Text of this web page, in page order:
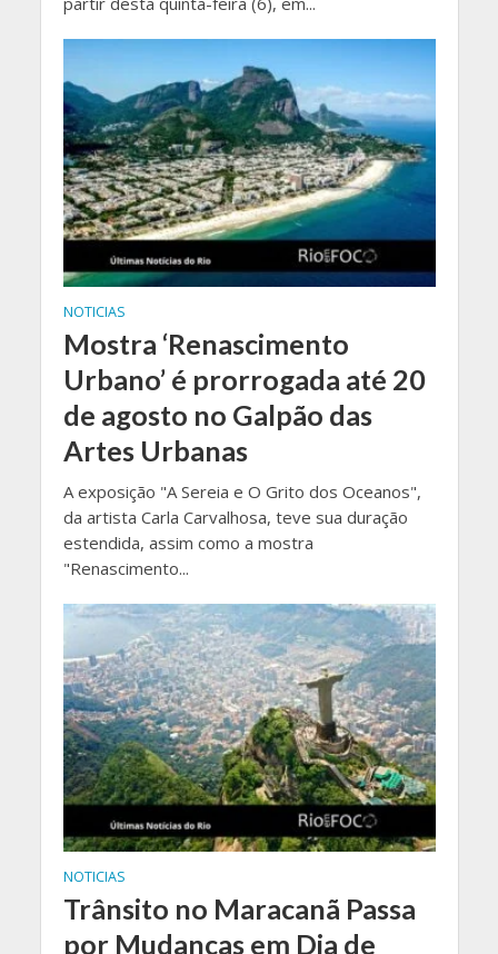
NOTICIAS
Mostra ‘Renascimento
Urbano’ é prorrogada até 20
de agosto no Galpão das
Artes Urbanas
A exposição "A Sereia e O Grito dos Oceanos",
da artista Carla Carvalhosa, teve sua duração
estendida, assim como a mostra
"Renascimento...
NOTICIAS
Trânsito no Maracanã Passa
por Mudanças em Dia de